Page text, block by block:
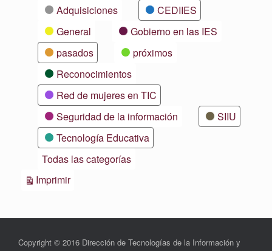
Adquisiciones
CEDIIES
General
Gobierno en las IES
pasados
próximos
Reconocimientos
Red de mujeres en TIC
Seguridad de la información
SIIU
Tecnología Educativa
Todas las categorías
ImprimirVistas
Copyright © 2016 Dirección de Tecnologías de la Información y